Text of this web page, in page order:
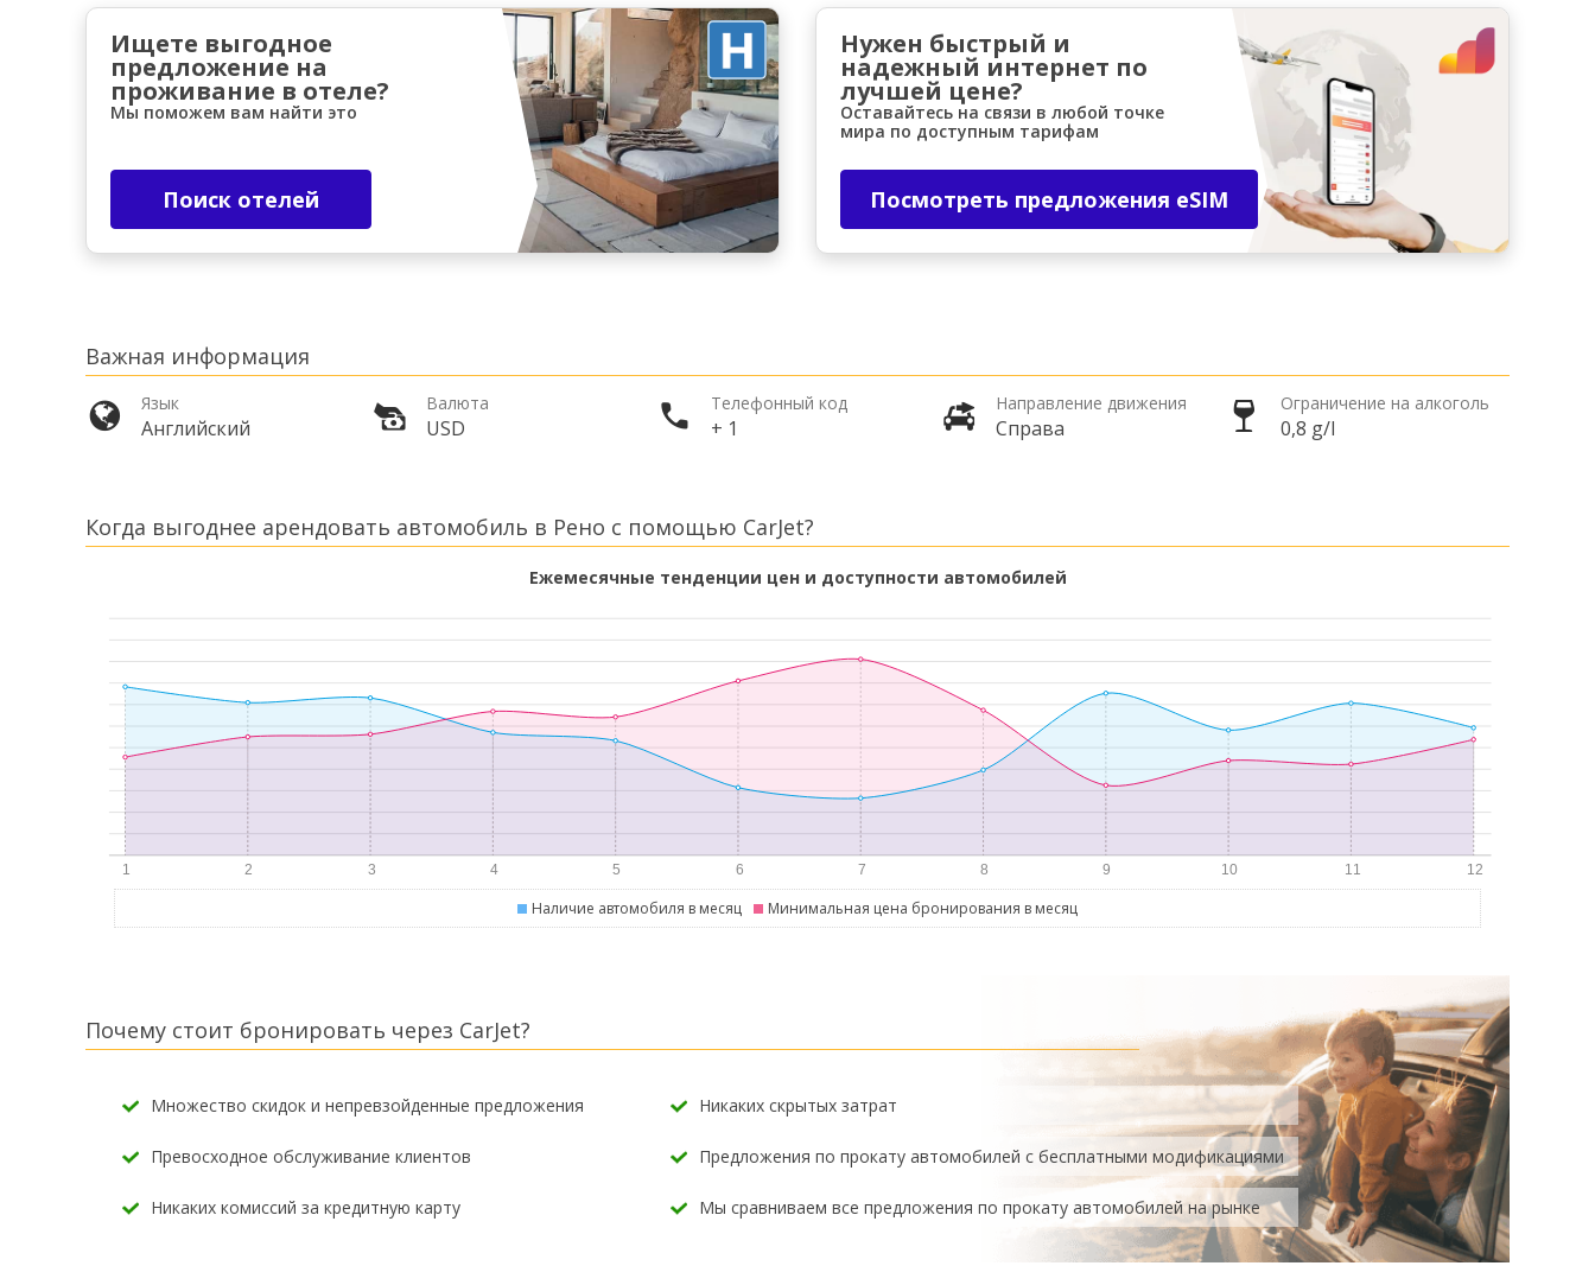
Войти с помощью eLink
Ищете выгодное
предложение на
проживание в отеле?
Мы поможем вам найти это
Поиск отелей
Нужен быстрый и
надежный интернет по
лучшей цене?
Оставайтесь на связи в любой точке
мира по доступным тарифам
Посмотреть предложения eSIM
Важная информация
Язык
Английский
Валюта
USD
Телефонный код
+ 1
Направление движения
Справа
Ограничение на алкоголь
0,8 g/l
Когда выгоднее арендовать автомобиль в Рено с помощью CarJet?
Ежемесячные тенденции цен и доступности автомобилей
Наличие автомобиля в месяц Минимальная цена бронирования в месяц
Почему стоит бронировать через CarJet?
Множество скидок и непревзойденные предложения Никаких скрытых затрат
Превосходное обслуживание клиентов Предложения по прокату автомобилей с бесплатными модификациями
Никаких комиссий за кредитную карту Мы сравниваем все предложения по прокату автомобилей на рынке